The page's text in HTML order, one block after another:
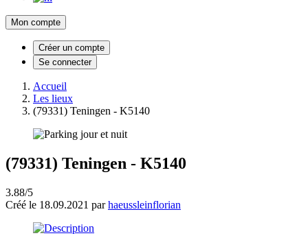
Mon compte
Créer un compte
Se connecter
Accueil
Les lieux
(79331) Teningen - K5140
(79331) Teningen - K5140
3.88/5
Créé le 18.09.2021 parhaeussleinflorian